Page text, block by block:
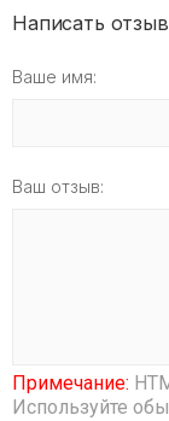
Написать отзыв
Ваше имя:
Ваш отзыв:
Примечание:
Используйте